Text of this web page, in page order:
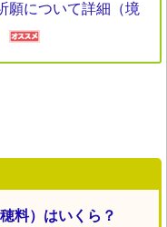
願について詳細（境
料）はいくら？